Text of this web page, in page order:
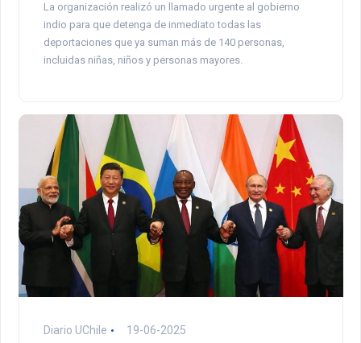
La organización realizó un llamado urgente al gobierno
indio para que detenga de inmediato todas las
deportaciones que ya suman más de 140 personas,
incluidas niñas, niños y personas mayores.
Diario UChile 19-06-2025